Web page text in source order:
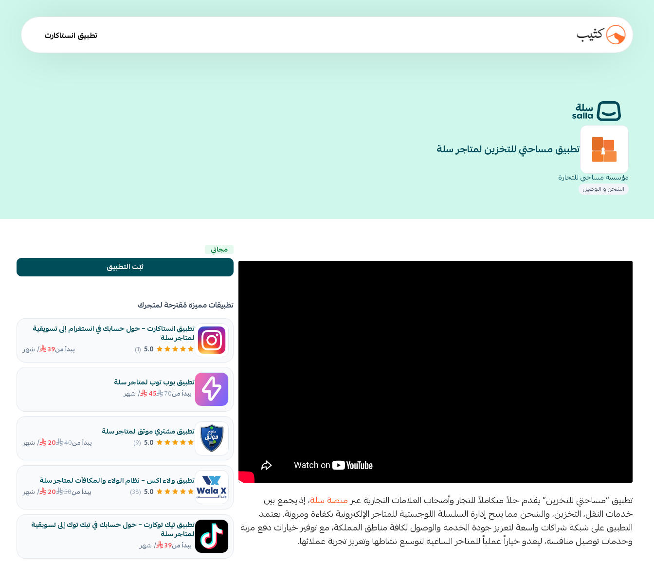
تطبيق انستاكارت
تطبيق مساحتي للتخزين لمتاجر سلة
مؤسسة مساحتي للتجارة
الشحن و التوصيل
مجاني
ثبّت التطبيق
تطبيقات مميزة مُقترحة لمتجرك
تطبيق انستاكارت – حول حسابك في انستغرام إلى تسويقية
لمتاجر سلة
5.0
(1) يبدأ من39 / شهر
تطبيق بوب توب لمتاجر سلة
يبدأ من70
45 / شهر
تطبيق مشتري موثق لمتاجر سلة
5.0
(9) يبدأ من40
20 / شهر
تطبيق ولاء اكس – نظام الولاء والمكافآت لمتاجر سلة
5.0
(38) يبدأ من50
20 / شهر
تطبيق تيك توكارت – حول حسابك في تيك توك إلى تسويقية
لمتاجر سلة
يبدأ من39 / شهر
تطبيق “مساحتي للتخزين” يقدم حلاً متكاملاً للتجار وأصحاب العلامات التجارية عبرمنصة سلة، إذ يجمع بين
خدمات النقل، التخزين، والشحن مما يتيح إدارة السلسلة اللوجستية للمتاجر الإلكترونية بكفاءة ومرونة. يعتمد
التطبيق على شبكة شراكات واسعة لتعزيز جودة الخدمة والوصول لكافة مناطق المملكة، مع توفير خيارات دفع مرنة
وخدمات توصيل منافسة، ليغدو خياراً عملياً للمتاجر الساعية لتوسيع نشاطها وتعزيز تجربة عملائها.